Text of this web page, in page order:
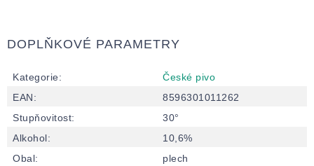
DOPLŇKOVÉ PARAMETRY
Kategorie:
České pivo
EAN:
8596301011262
Stupňovitost:
30°
Alkohol:
10,6%
Obal:
plech